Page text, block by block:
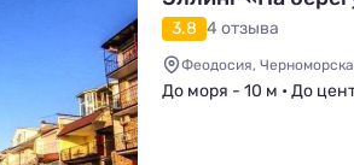
3.8 4 отзыва
Феодосия,
До моря - 10 м • До